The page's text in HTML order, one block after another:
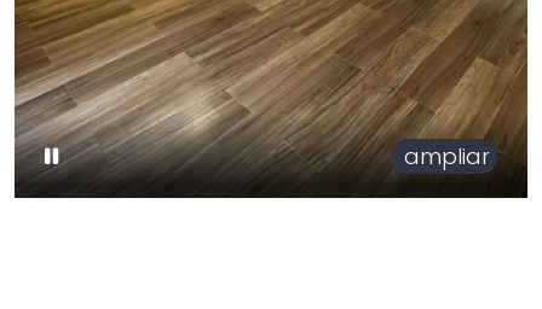
ampliar